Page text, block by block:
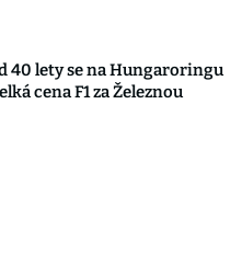
40 lety se na Hungaroringu
cena F1 za Železnou